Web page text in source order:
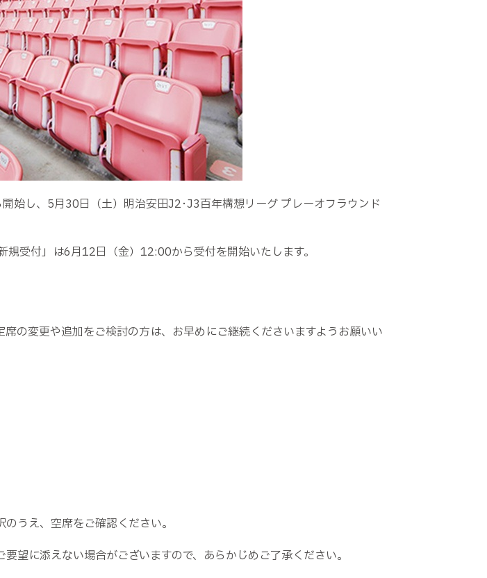
始し、5月30日（土）明治安田J2･J3百年構想リーグ プレーオフラウンド
受付」は6月12日（金）12:00から受付を開始いたします。
の変更や追加をご検討の方は、お早めにご継続くださいますようお願いい
うえ、空席をご確認ください。
望に添えない場合がございますので、あらかじめご了承ください。